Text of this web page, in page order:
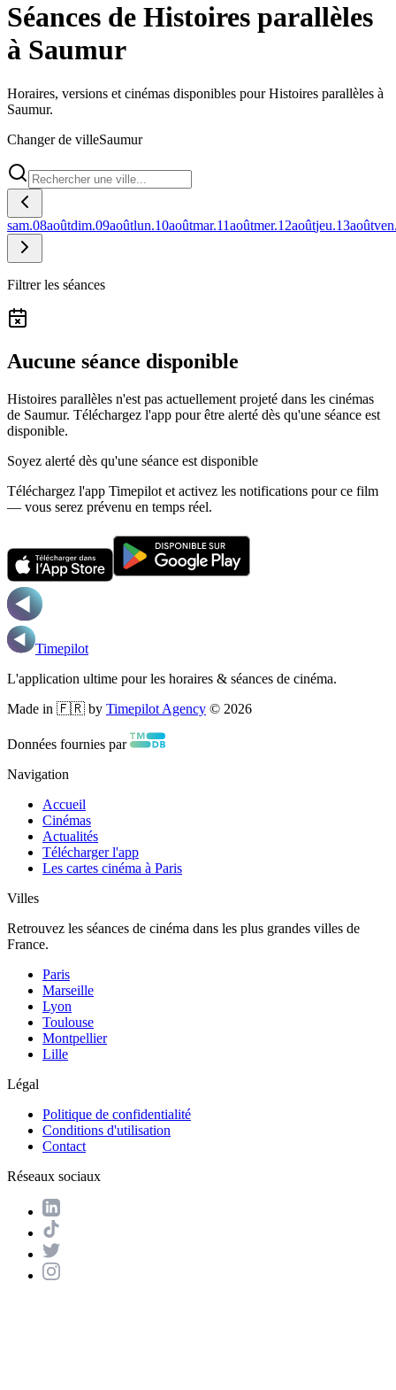
Séances de Histoires parallèles
à Saumur
Horaires, versions et cinémas disponibles pour Histoires parallèles à
Saumur.
Changer de villeSaumur
sam.08aoûtdim.09aoûtlun.10aoûtmar.11aoûtmer.12aoûtjeu.13août
Filtrer les séances
Aucune séance disponible
Histoires parallèles n'est pas actuellement projeté dans les cinémas
de Saumur. Téléchargez l'app pour être alerté dès qu'une séance est
disponible.
Soyez alerté dès qu'une séance est disponible
Téléchargez l'app Timepilot et activez les notifications pour ce film
— vous serez prévenu en temps réel.
Timepilot
L'application ultime pour les horaires & séances de cinéma.
Made in 🇫🇷 by Timepilot Agency © 2026
Données fournies par
Navigation
Accueil
Cinémas
Actualités
Télécharger l'app
Les cartes cinéma à Paris
Villes
Retrouvez les séances de cinéma dans les plus grandes villes de
France.
Paris
Marseille
Lyon
Toulouse
Montpellier
Lille
Légal
Politique de confidentialité
Conditions d'utilisation
Contact
Réseaux sociaux